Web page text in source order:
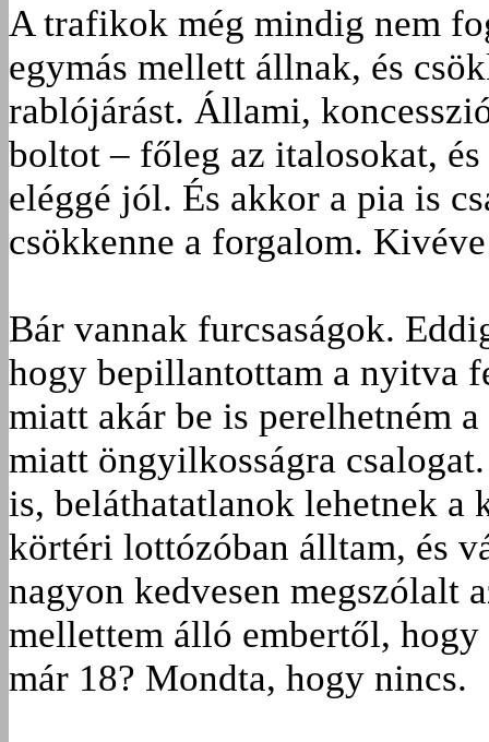
A trafikok még mindig nem
egymás mellett állnak, és
rablójárást. Állami,
boltot – főleg az italosokat,
eléggé jól. És akkor a pia is
csökkenne a forgalom.
Bár vannak furcsaságok.
hogy bepillantottam a nyitva
miatt akár be is perelhetném
miatt öngyilkosságra
is, beláthatatlanok lehetnek a
körtéri lottózóban álltam, és
nagyon kedvesen megszólalt
mellettem álló embertől,
már 18? Mondta, hogy nincs.